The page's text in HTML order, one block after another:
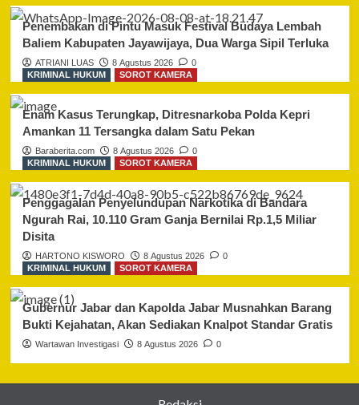
Penembakan di Pintu Masuk Festival Budaya Lembah
Baliem Kabupaten Jayawijaya, Dua Warga Sipil Terluka
ATRIANI LUAS 8 Agustus 2026
0
KRIMINAL HUKUM
SOROT KAMERA
Enam Kasus Terungkap, Ditresnarkoba Polda Kepri
Amankan 11 Tersangka dalam Satu Pekan
Baraberita.com 8 Agustus 2026
0
KRIMINAL HUKUM
SOROT KAMERA
Penggagalan Penyelundupan Narkotika di Bandara
Ngurah Rai, 10.110 Gram Ganja Bernilai Rp.1,5 Miliar
Disita
HARTONO KISWORO 8 Agustus 2026
0
KRIMINAL HUKUM
SOROT KAMERA
Gubernur Jabar dan Kapolda Jabar Musnahkan Barang
Bukti Kejahatan, Akan Sediakan Knalpot Standar Gratis
Wartawan Investigasi 8 Agustus 2026 0